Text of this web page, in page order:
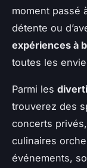
moment passé
détente ou
expériences à
toutes les
Parmi les
trouverez des
concerts
culinaires
événements,